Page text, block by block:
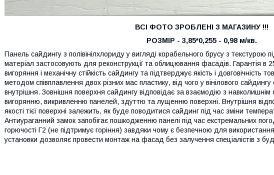
ВСІ ФОТО ЗРОБЛЕНІ З МАГАЗИНУ !!!
РОЗМІР - 3,85*0,255 - 0,98 м/кв.
Панель сайдингу з полівінілхлориду у вигляді корабельного брусу з текстурою
матеріал застосовують для реконструкції та облицювання фасадів. Гарантія в
вигоряння і механічну стійкість сайдингу та підтверджує якість і довговічність
методом співплавлення двох різних мас пластику, від чого у вінілового
внутрішня. Зовнішня поверхня сайдингу відповідає за взаємодію з
вигорянню, викривленню панелей, здуттю та лущенню поверхні. Внутрішня
якості тієї поверхні залежить, як буде поводитися сайдинг під час зміни
Антиураганний замок запобігає пошкодженню панелі під час екстремальних
горючості Г2 (не підтримує горіння) завдяки чому є безпечною для
установки дозволяє провести монтаж на фасад без залучення спеціалістів з